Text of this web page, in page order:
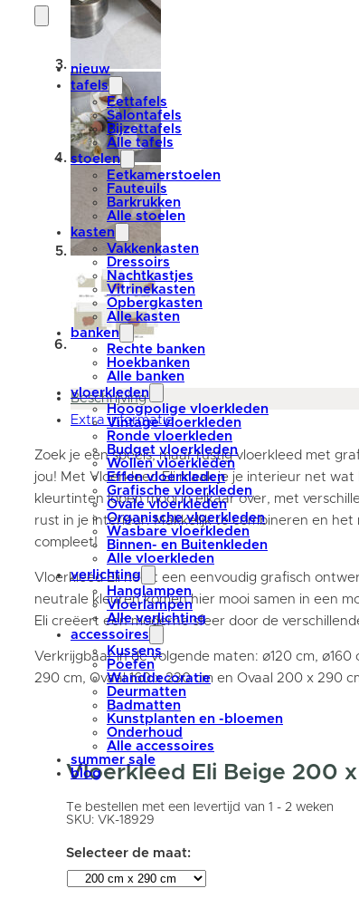
nieuw
tafels
Eettafels
Salontafels
Bijzettafels
Alle tafels
stoelen
Eetkamerstoelen
Fauteuils
Barkrukken
Alle stoelen
kasten
Vakkenkasten
Dressoirs
Nachtkastjes
Vitrinekasten
Opbergkasten
Alle kasten
banken
Rechte banken
Hoekbanken
Alle banken
vloerkleden
Hoogpolige vloerkleden
Vintage vloerkleden
Ronde vloerkleden
Budget vloerkleden
Wollen vloerkleden
Effen vloerkleden
Grafische vloerkleden
Ovale vloerkleden
Organische vloerkleden
Wasbare vloerkleden
Binnen- en Buitenkleden
Alle vloerkleden
verlichting
Hanglampen
Vloerlampen
Alle verlichting
accessoires
Kussens
Poefen
Wanddecoratie
Deurmatten
Badmatten
Kunstplanten en -bloemen
Onderhoud
Alle accessoires
summer sale
blog
Beschrijving
Extra informatie
Zoek je een speels, maar rustig vloerkleed met
jou! Met Vloerkleed Eli maak je je interieur net
kleurtinten lopen mooi in elkaar over, met
rust in je interieur. Makkelijk te combineren en het
compleet!
Vloerkleed Eli heeft een eenvoudig grafisch
neutrale kleuren komen hier mooi samen in een
Eli creëert een moderne sfeer door de
Verkrijgbaar in de volgende maten: ø120 cm,
290 cm, Ovaal 160 x 230 cm en Ovaal 200 x 290
Vloerkleed Eli Beige 200
Te bestellen met een levertijd van 1 - 2 weken
SKU: VK-18929